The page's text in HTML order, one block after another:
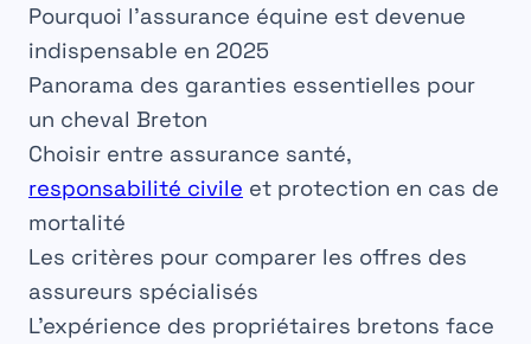
Pourquoi l’assurance équine est devenue
indispensable en 2025
Panorama des garanties essentielles pour
un cheval Breton
Choisir entre assurance santé,
responsabilité civile et protection en cas de
mortalité
Les critères pour comparer les offres des
assureurs spécialisés
L’expérience des propriétaires bretons face